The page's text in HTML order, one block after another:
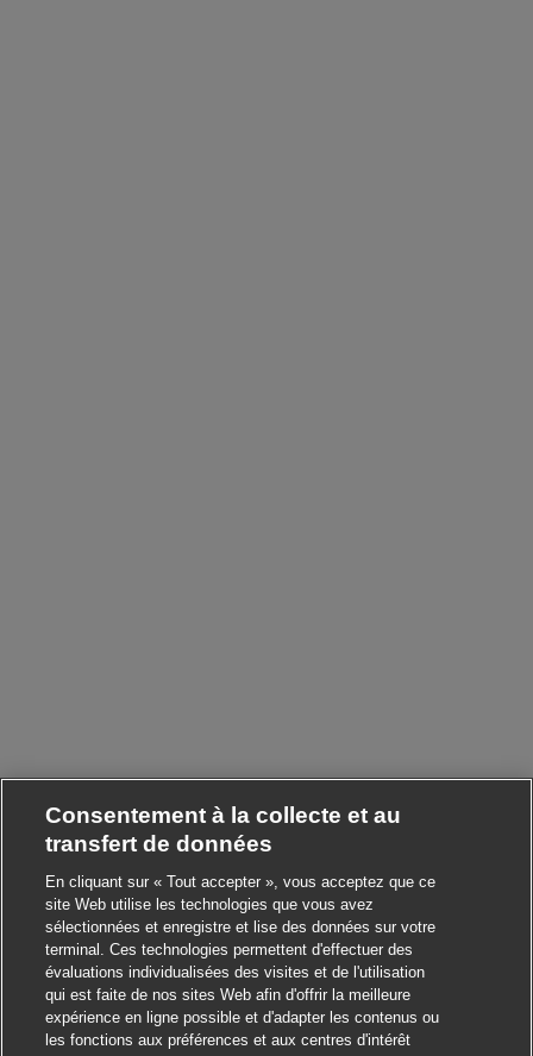
Consentement à la collecte et au
transfert de données
En cliquant sur « Tout accepter », vous acceptez que ce
site Web utilise les technologies que vous avez
sélectionnées et enregistre et lise des données sur votre
terminal. Ces technologies permettent d'effectuer des
évaluations individualisées des visites et de l'utilisation
qui est faite de nos sites Web afin d'offrir la meilleure
expérience en ligne possible et d'adapter les contenus ou
les fonctions aux préférences et aux centres d'intérêt